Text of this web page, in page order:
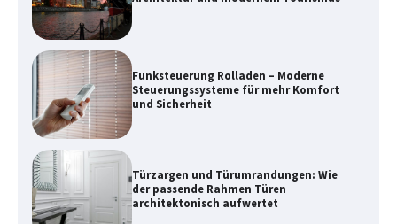
und Sicherheit
Türzargen und Türumrandungen: Wie
der passende Rahmen Türen
architektonisch aufwertet
Batteriehersteller: Warum Qualität
und Innovation entscheidend sind